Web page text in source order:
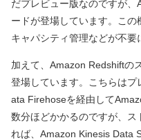
だプレビュー版なのですが
ードが登場しています。こ
キャパシティ管理などが不要
加えて、Amazon Redshiftの
登場しています。こちらは
ata Firehoseを経由して
数分ほどかかるのですが、
れば、Amazon Kinesis Data